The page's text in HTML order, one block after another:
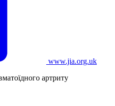
www.jia.org.uk